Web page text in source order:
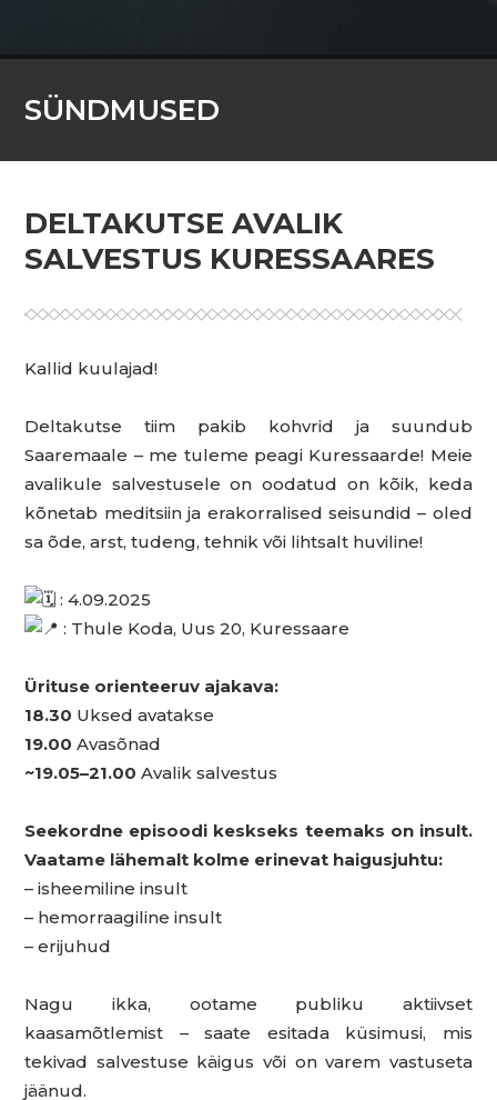
SÜNDMUSED
DELTAKUTSE AVALIK
SALVESTUS KURESSAARES
Kallid kuulajad!
Deltakutse tiim pakib kohvrid ja suundub
Saaremaale – me tuleme peagi Kuressaarde! Meie
avalikule salvestusele on oodatud on kõik, keda
kõnetab meditsiin ja erakorralised seisundid – oled
sa õde, arst, tudeng, tehnik või lihtsalt huviline!
: 4.09.2025
: Thule Koda, Uus 20, Kuressaare
Ürituse orienteeruv ajakava:
18.30 Uksed avatakse
19.00 Avasõnad
~19.05–21.00 Avalik salvestus
Seekordne episoodi keskseks teemaks on insult.
Vaatame lähemalt kolme erinevat haigusjuhtu:
– isheemiline insult
– hemorraagiline insult
– erijuhud
Nagu ikka, ootame publiku aktiivset
kaasamõtlemist – saate esitada küsimusi, mis
tekivad salvestuse käigus või on varem vastuseta
jäänud.